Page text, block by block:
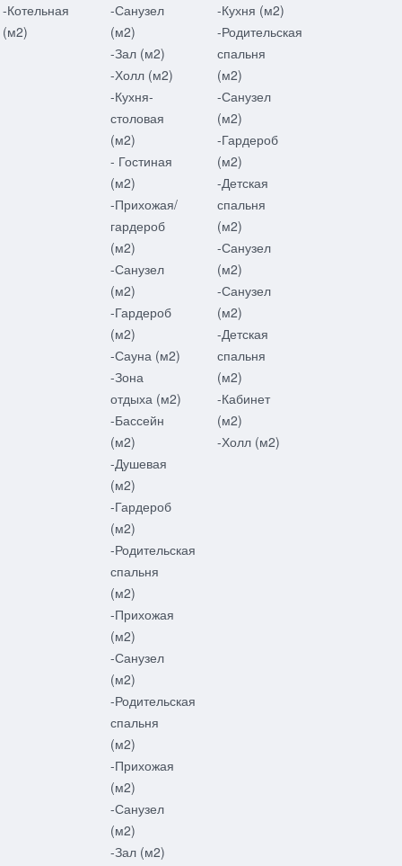
-Котельная
(м2)
-Санузел
(м2)
-Зал (м2)
-Холл (м2)
-Кухня-
столовая
(м2)
- Гостиная
(м2)
-Прихожая/
гардероб
(м2)
-Санузел
(м2)
-Гардероб
(м2)
-Сауна (м2)
-Зона
отдыха (м2)
-Бассейн
(м2)
-Душевая
(м2)
-Гардероб
(м2)
-Родительская
спальня
(м2)
-Прихожая
(м2)
-Санузел
(м2)
-Родительская
спальня
(м2)
-Прихожая
(м2)
-Санузел
(м2)
-Зал (м2)
-Кухня (м2)
-Родительская
спальня
(м2)
-Санузел
(м2)
-Гардероб
(м2)
-Детская
спальня
(м2)
-Санузел
(м2)
-Санузел
(м2)
-Детская
спальня
(м2)
-Кабинет
(м2)
-Холл (м2)